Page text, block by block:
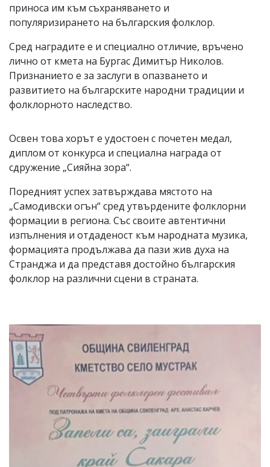
приноса им към съхраняването и
популяризирането на българския фолклор.
Сред наградите е и специално отличие, връчено
лично от кмета на Бургас Димитър Николов.
Признанието е за заслуги в опазването и
развитието на българските народни традиции и
фолклорното наследство.
Освен това хорът е удостоен с почетен медал,
диплом от конкурса и специална награда от
сдружение „Сияйна зора“.
Поредният успех затвърждава мястото на
„Самодивски огън“ сред утвърдените фолклорни
формации в региона. Със своите автентични
изпълнения и отдаденост към народната музика,
формацията продължава да пази жив духа на
Странджа и да представя достойно българския
фолклор на различни сцени в страната.